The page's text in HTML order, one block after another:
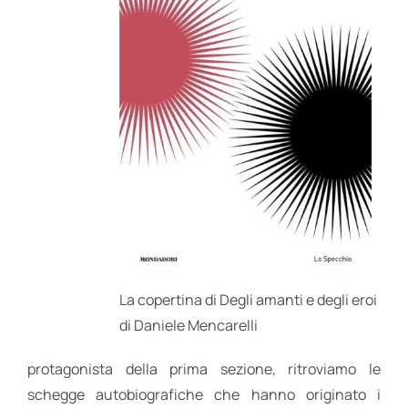
La copertina di Degli amanti e degli eroi
di Daniele Mencarelli
protagonista della prima sezione, ritroviamo le
schegge autobiografiche che hanno originato i